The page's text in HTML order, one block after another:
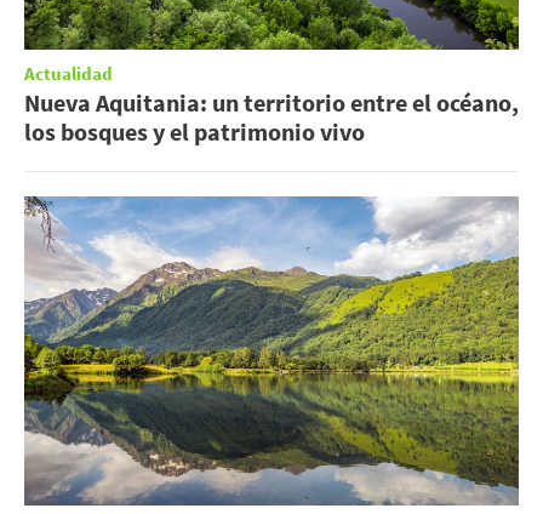
Actualidad
Nueva Aquitania: un territorio entre el océano,
los bosques y el patrimonio vivo